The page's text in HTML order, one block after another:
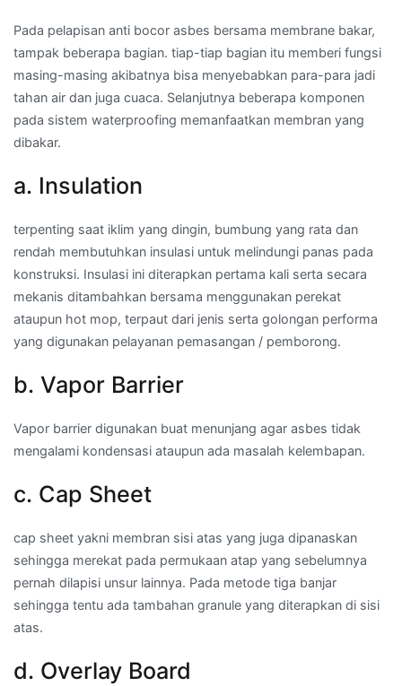
Pada pelapisan anti bocor asbes bersama membrane bakar,
tampak beberapa bagian. tiap-tiap bagian itu memberi fungsi
masing-masing akibatnya bisa menyebabkan para-para jadi
tahan air dan juga cuaca. Selanjutnya beberapa komponen
pada sistem waterproofing memanfaatkan membran yang
dibakar.
a. Insulation
terpenting saat iklim yang dingin, bumbung yang rata dan
rendah membutuhkan insulasi untuk melindungi panas pada
konstruksi. Insulasi ini diterapkan pertama kali serta secara
mekanis ditambahkan bersama menggunakan perekat
ataupun hot mop, terpaut dari jenis serta golongan performa
yang digunakan pelayanan pemasangan / pemborong.
b. Vapor Barrier
Vapor barrier digunakan buat menunjang agar asbes tidak
mengalami kondensasi ataupun ada masalah kelembapan.
c. Cap Sheet
cap sheet yakni membran sisi atas yang juga dipanaskan
sehingga merekat pada permukaan atap yang sebelumnya
pernah dilapisi unsur lainnya. Pada metode tiga banjar
sehingga tentu ada tambahan granule yang diterapkan di sisi
atas.
d. Overlay Board